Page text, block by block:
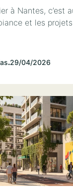
à Nantes, c’est
et les
.29/04/2026